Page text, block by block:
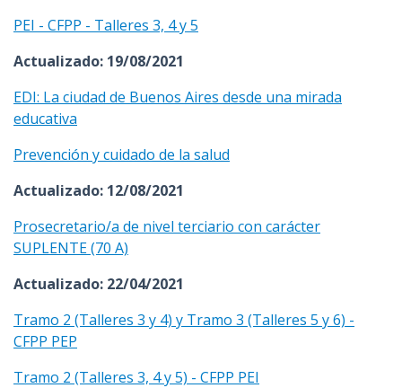
PEI - CFPP - Talleres 3, 4 y 5
Actualizado: 19/08/2021
EDI: La ciudad de Buenos Aires desde una mirada
educativa
Prevención y cuidado de la salud
Actualizado: 12/08/2021
Prosecretario/a de nivel terciario con carácter
SUPLENTE (70 A)
Actualizado: 22/04/2021
Tramo 2 (Talleres 3 y 4) y Tramo 3 (Talleres 5 y 6) -
CFPP PEP
Tramo 2 (Talleres 3, 4 y 5) - CFPP PEI